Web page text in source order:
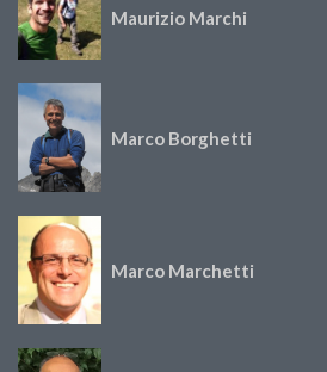
Maurizio Marchi
Marco Borghetti
Marco Marchetti